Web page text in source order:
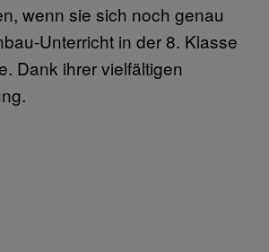
wenn sie sich noch genau
Unterricht in der 8. Klasse
Dank ihrer vielfältigen